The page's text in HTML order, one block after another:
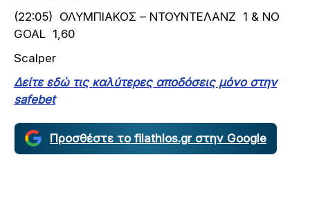
(22:05) ΟΛΥΜΠΙΑΚΟΣ – ΝΤΟΥΝΤΕΛΑΝΖ 1 & NO
GOAL 1,60
Scalper
Δείτε εδώ τις καλύτερες αποδόσεις μόνο στην
safebet
Προσθέστε το filathlos.gr στην Google